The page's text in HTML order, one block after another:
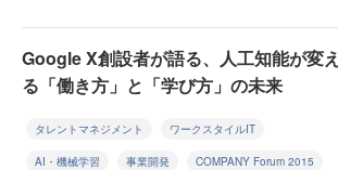
Google X創設者が語る、人工知能が変え
る「働き方」と「学び方」の未来
タレントマネジメント ワークスタイルIT
AI・機械学習 事業開発 COMPANY Forum 2015